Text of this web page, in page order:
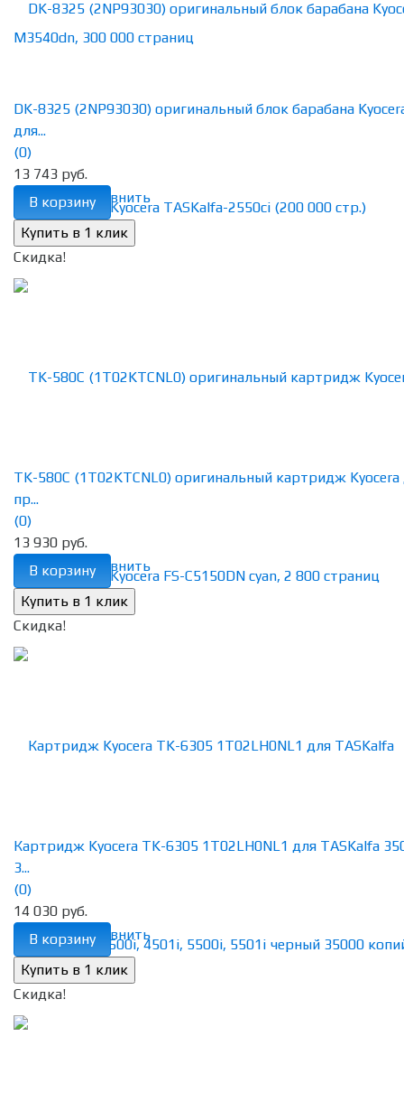
избранное сравнить
DK-8325 (2NP93030) оригинальный блок барабана
для...
(0)
13 743 руб.
В корзину
Скидка!
избранное сравнить
TK-580C (1T02KTCNL0) оригинальный картридж Kyocera
пр...
(0)
13 930 руб.
В корзину
Скидка!
избранное сравнить
Картридж Kyocera TK-6305 1T02LH0NL1 для TASKalfa
3...
(0)
14 030 руб.
В корзину
Скидка!